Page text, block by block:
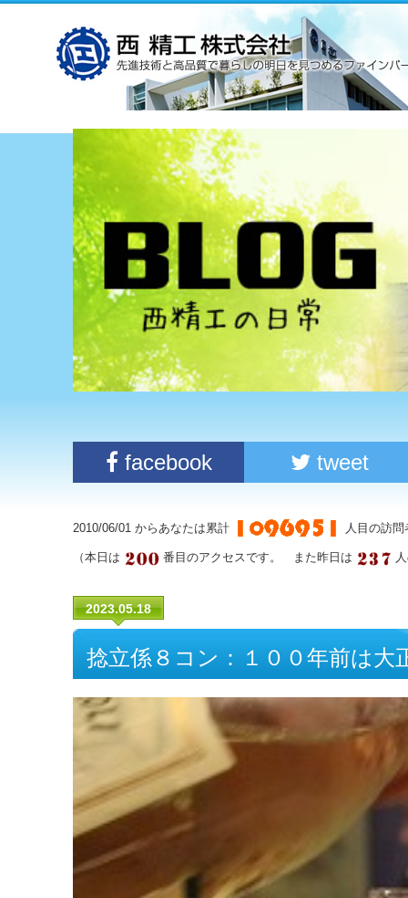
facebook tweet
2010/06/01 からあなたは累計 人目の訪
（本日は 番目のアクセスです。 また昨日は
2023.05.18
捻立係８コン：１００年前は大